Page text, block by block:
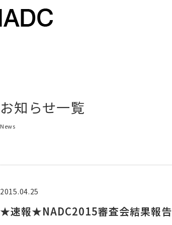
お知らせ一覧
News
2015.04.25
★速報★NADC2015審査会結果報告